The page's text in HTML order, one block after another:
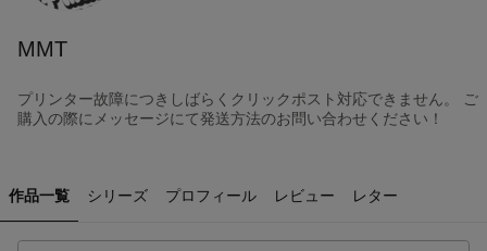
MMT
プリンター故障につきしばらくクリックポスト対応できません。 ご
購入の際にメッセージにて発送方法のお問い合わせください！
作品一覧 シリーズ プロフィール レビュー レター